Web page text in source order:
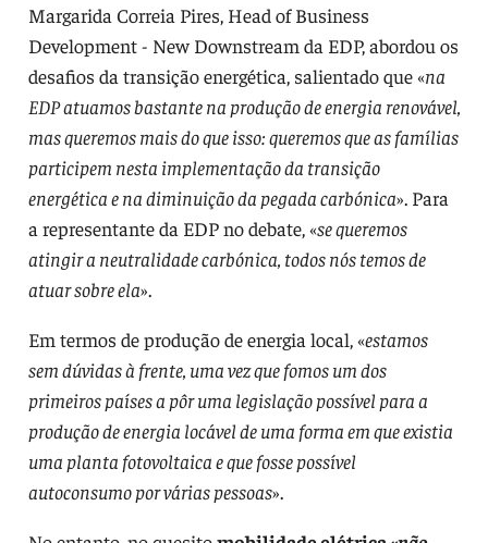
Margarida Correia Pires, Head of Business
Development - New Downstream da EDP, abordou os
desafios da transição energética, salientado que «na
EDP atuamos bastante na produção de energia renovável,
mas queremos mais do que isso: queremos que as famílias
participem nesta implementação da transição
energética e na diminuição da pegada carbónica». Para
a representante da EDP no debate, «se queremos
atingir a neutralidade carbónica, todos nós temos de
atuar sobre ela».
Em termos de produção de energia local, «estamos
sem dúvidas à frente, uma vez que fomos um dos
primeiros países a pôr uma legislação possível para a
produção de energia locável de uma forma em que existia
uma planta fotovoltaica e que fosse possível
autoconsumo por várias pessoas».